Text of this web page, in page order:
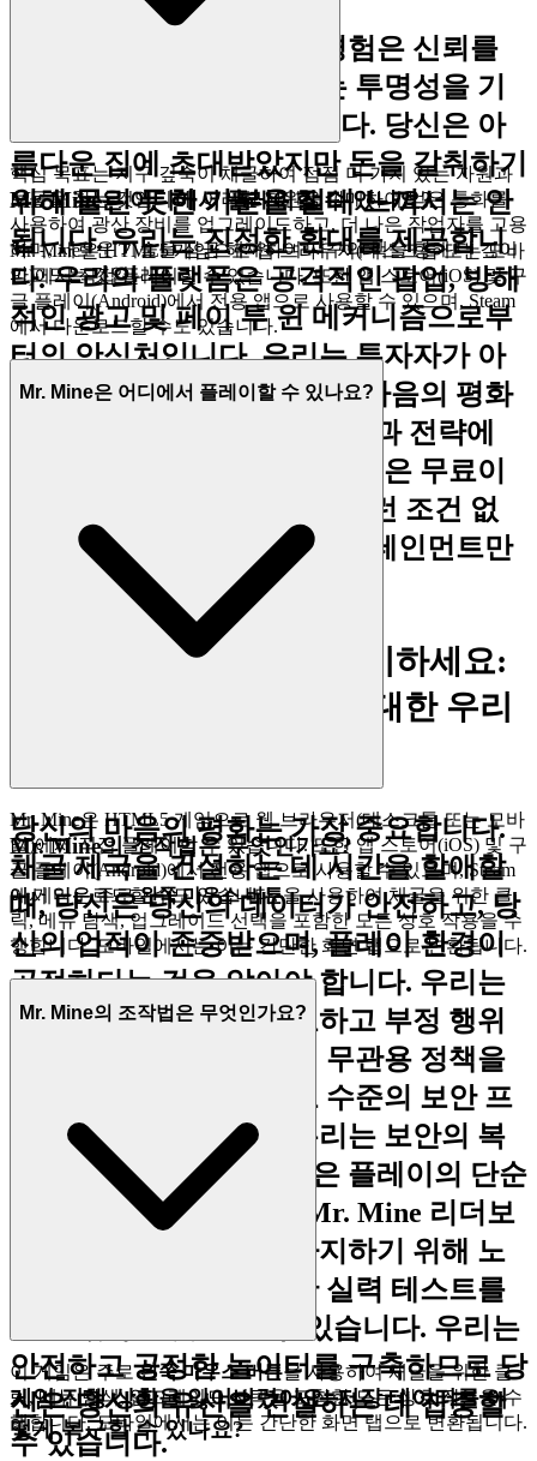
우리는 진정한 플레이어 경험은 신뢰를
기반으로 구축되며, 신뢰는 투명성을 기
반으로 구축된다고 믿습니다. 당신은 아
름다운 집에 초대받았지만 돈을 갈취하기
위해 몰린 듯한 기분을 절대 느껴서는 안
됩니다. 우리는 진정한 환대를 제공합니
다. 우리의 플랫폼은 공격적인 팝업, 방해
적인 광고 및 페이 투 윈 메커니즘으로부
터의 안식처입니다. 우리는 투자자가 아
닌 게임을 섬깁니다. 완전한 마음의 평화
의 모든 레벨과 전략에
우리 플랫폼은 무료이
며, 항상 그럴 것입니다. 아무런 조건 없
이, 놀라움 없이, 정직한 엔터테인먼트만
있을 뿐입니다.
3. 자신감을 가지고 플레이하세요:
공정하고 안전한 환경에 대한 우리
당신의 마음의 평화는 가장 중요합니다.
채굴 제국을 건설하는 데 시간을 할애할
때, 당신은 당신의 데이터가 안전하고, 당
신의 업적이 존중받으며, 플레이 환경이
공정하다는 것을 알아야 합니다. 우리는
당신의 개인 정보를 보호하고 부정 행위
또는 유해한 행동에 대해 무관용 정책을
유지하기 위해 세계 최고 수준의 보안 프
로토콜을 사용합니다. 우리는 보안의 복
잡성을 처리하므로 당신은 플레이의 단순
함을 즐길 수 있습니다.
Mr. Mine 리더보
드에서 최고의 자리를 차지하기 위해 노
력하세요. 당신은 진정한 실력 테스트를
받고 있다는 것을 알 수 있습니다. 우리는
안전하고 공정한 놀이터를 구축하므로 당
신은 당신의 유산을 건설하는 데 집중할
수 있습니다.
핵심 목표는 지구 깊숙이 채굴하여 점점 더 가치 있는 자원과
보물을 찾는 것입니다. 이러한 자원을 판매하여 얻은 통화를
사용하여 광산 장비를 업그레이드하고, 더 나은 작업자를 고용
하며, 새로운 기술을 잠금 해제하여 지구의 핵을 향해 더 깊이
파고드는 것입니다.
Mr. Mine은 어디에서 플레이할 수 있나요?
Mr. Mine은 HTML5 게임으로 웹 브라우저(데스크톱 또는 모바
일)에서 직접 플레이할 수 있습니다. 또한 앱 스토어(iOS) 및 구
글 플레이(Android)에서 전용 앱으로 사용할 수 있으며, Steam
에서 다운로드할 수도 있습니다.
Mr. Mine은 어디에서 플레이할 수 있나요?
Mr. Mine은 HTML5 게임으로 웹 브라우저(데스크톱 또는 모바
일)에서 직접 플레이할 수 있습니다. 또한 앱 스토어(iOS) 및 구
글 플레이(Android)에서 전용 앱으로 사용할 수 있으며, Steam
에서 다운로드할 수도 있습니다.
Mr. Mine의 조작법은 무엇인가요?
이 게임은 주로왼쪽 마우스 버튼을 사용하여 채굴을 위한 클
릭, 메뉴 탐색, 업그레이드 선택을 포함한 모든 상호 작용을 수
행합니다. 모바일에서는 이는 간단한 화면 탭으로 변환됩니다.
Mr. Mine의 조작법은 무엇인가요?
이 게임은 주로왼쪽 마우스 버튼을 사용하여 채굴을 위한 클
릭, 메뉴 탐색, 업그레이드 선택을 포함한 모든 상호 작용을 수
행합니다. 모바일에서는 이는 간단한 화면 탭으로 변환됩니다.
게임 진행 상황을 잃어버렸어요! 저장 데이터를 어
떻게 복구할 수 있나요?